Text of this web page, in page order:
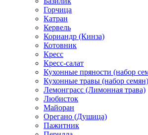
Горчица
Катран
Кервель
Кориандр (Кинза)
Котовник
Кресс
Кресс-салат
Кухонные пряности (набор
Кухонные травы (набор семян)
Лемонграсс (Лимонная трава)
Любисток
Майоран
Орегано (Душица)
Пажитник